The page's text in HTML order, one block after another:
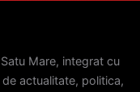
Mare, integrat cu
actualitate, politica,